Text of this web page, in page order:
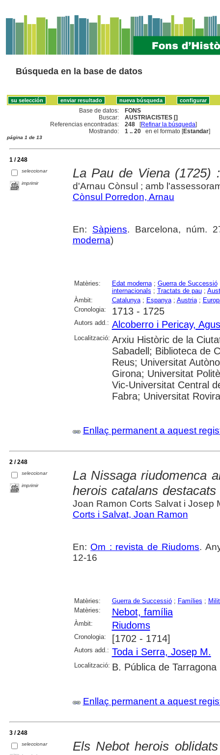
Búsqueda en la base de datos
Base de datos:
FONS
Buscar:
AUSTRIACISTES []
Referencias encontradas:
248 [Refinar la búsqueda]
Mostrando:
1 .. 20 en el formato [Estandar]
página 1 de 13
1 / 248
seleccionar
imprimir
La Pau de Viena (1725)
d'Arnau Cònsul ; amb
Cònsul Porredon, Arnau
En: Sàpiens. Barcelona, núm.
moderna)
Matèries: Edat moderna; Guerra de Successió
internacionals ; Tractats de pau;
Àmbit:
Catalunya; Espanya; Austria;
Cronologia:
1713 - 1725
Autors add.: Alcoberro i Pericay,
Localització: Arxiu Històric de la
Sabadell; Biblioteca de
Reus; Universitat
Girona; Universitat
Vic-Universitat Central
Fabra; Universitat
Enllaç permanent a aquest
2 / 248
seleccionar
imprimir
La Nissaga riudomenca
herois catalans
Joan Ramon Corts Salvat i Josep
Corts i Salvat, Joan Ramon
En: Om : revista de Riudoms.
12-16
Matèries: Guerra de Successió; Famílies ;
Matèries:
Nebot, família
Àmbit: Riudoms
Cronologia: [1702 - 1714]
Autors add.: Toda i Serra, Josep M.
Localització: B. Pública de Tarragona
Enllaç permanent a aquest
3 / 248
seleccionar Els Nebot herois oblidats